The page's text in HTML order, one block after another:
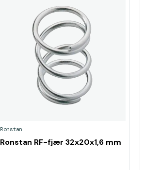
Ronstan
Ronstan RF-fjær 32x20x1,6 mm